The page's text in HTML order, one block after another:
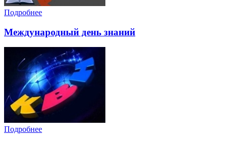
Подробнее
Международный день знаний
Подробнее